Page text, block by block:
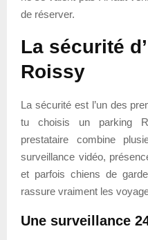
de réserver.
La sécurité
Roissy
La sécurité est l’un des
tu choisis un parking
prestataire combine
surveillance vidéo,
et parfois chiens de
rassure vraiment les
Une surveillance